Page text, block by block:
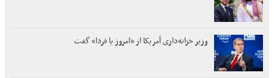
وزیر خزانه‌داری آمریکا از «امروز یا فردا» گفت